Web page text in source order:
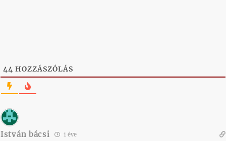
44 HOZZÁSZÓLÁS
István bácsi 1 éve